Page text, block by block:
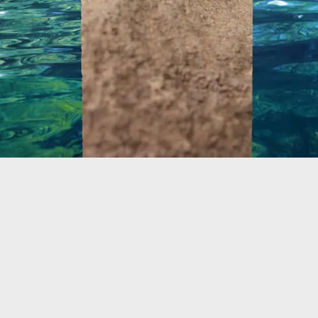
Vasco invitan a recorrer pueblos marineros, senderos naturales y
ciudades como Bilbao o San Sebastián, siempre acompañados de una
gran tradición gastronómica. Hacia Navarra y La Rioja, los viñedos y
valles fértiles marcan el ritmo de la vida local. Un territorio para
conectar con la naturaleza, las tradiciones y experiencias auténticas sin
prisas.
VER LOCALES EN ESTA ZONA